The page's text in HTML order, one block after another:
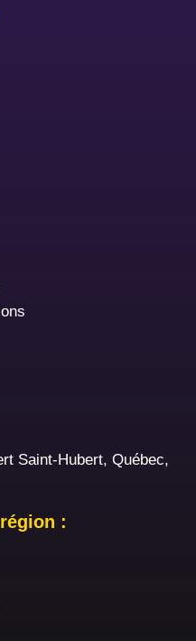
Saint-Hubert, Québec,
: